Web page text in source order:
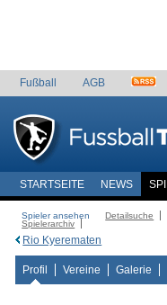
Fußball AGB
STARTSEITE NEWS
Spieler ansehen Detailsuche
Spielerarchiv
Rio Kyerematen
Profil Vereine Galerie